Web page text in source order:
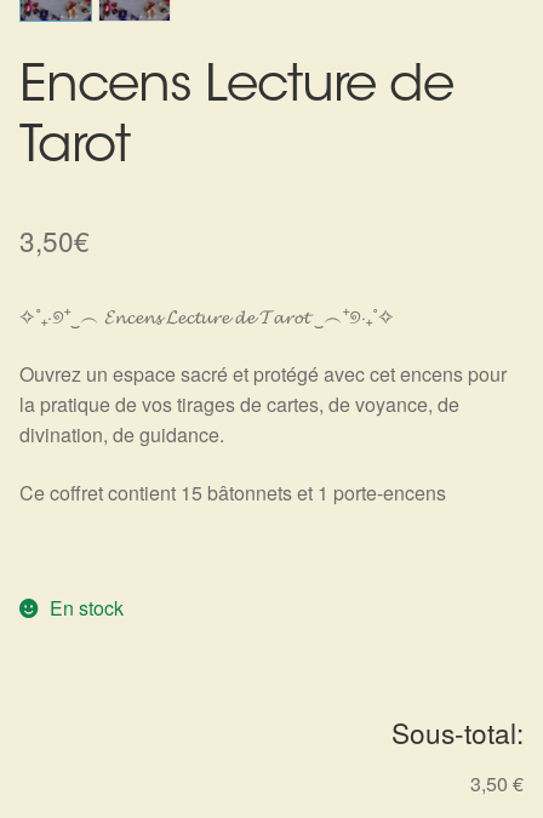
Harmonisation des lieux
Soin beauté
Sels de bain
Cadeaux de naissance
Ésotérisme : les pratiques spirituelles du monde invisible
Magie: Le Savoir des Sorcières
Encens Lecture de
Tarot
3,50€
✧˚₊‧୭⁺‿︵ 𝓔𝓷𝓬𝓮𝓷𝓼 𝓛𝓮𝓬𝓽𝓾𝓻𝓮 𝓭𝓮 𝓣𝓪𝓻𝓸𝓽 ‿︵⁺୭‧₊˚✧
Ouvrez un espace sacré et protégé avec cet encens pour
la pratique de vos tirages de cartes, de voyance, de
divination, de guidance.
Ce coffret contient 15 bâtonnets et 1 porte-encens
En stock
Sous-total:
3,50 €